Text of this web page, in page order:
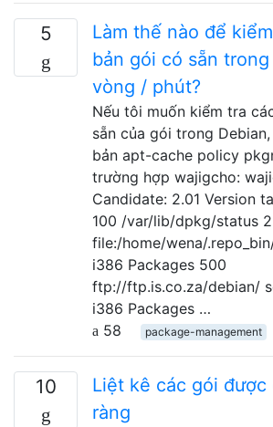
5
Làm thế nào để
bản gói có sẵn
vòng / phút?
Nếu tôi muốn kiểm tra
sẵn của gói trong
bản apt-cache policy
trường hợp wajigcho:
Candidate: 2.01 Version
100 /var/lib/dpkg/status
file:/home/wena/
i386 Packages 500
ftp://ftp.is.co.za/debian/
i386 Packages …
58
package-management
10
Liệt kê các gói được
ràng